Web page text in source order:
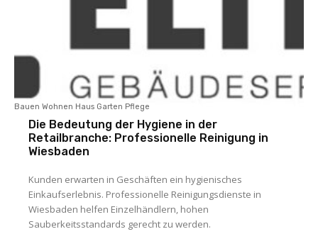
Bauen Wohnen Haus Garten Pflege
Die Bedeutung der Hygiene in der
Retailbranche: Professionelle Reinigung in
Wiesbaden
Kunden erwarten in Geschäften ein hygienisches
Einkaufserlebnis. Professionelle Reinigungsdienste in
Wiesbaden helfen Einzelhändlern, hohen
Sauberkeitsstandards gerecht zu werden.